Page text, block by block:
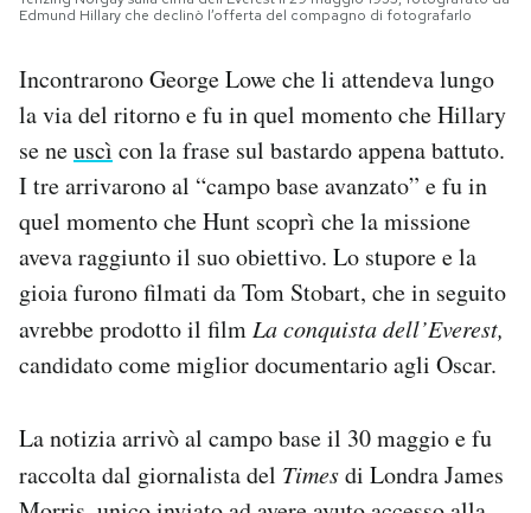
Edmund Hillary che declinò l’offerta del compagno di fotografarlo
Incontrarono George Lowe che li attendeva lungo
la via del ritorno e fu in quel momento che Hillary
se neuscì con la frase sul bastardo appena battuto.
I tre arrivarono al “campo base avanzato” e fu in
quel momento che Hunt scoprì che la missione
aveva raggiunto il suo obiettivo. Lo stupore e la
gioia furono filmati da Tom Stobart, che in seguito
avrebbe prodotto il film La conquista dell’Everest,
candidato come miglior documentario agli Oscar.
La notizia arrivò al campo base il 30 maggio e fu
raccolta dal giornalista del Timesdi Londra James